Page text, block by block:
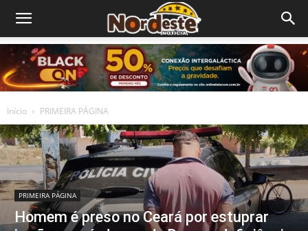
Início PRIMEIRA PÁGINA
PRIMEIRA PÁGINA
Homem é preso no Ceará por estuprar